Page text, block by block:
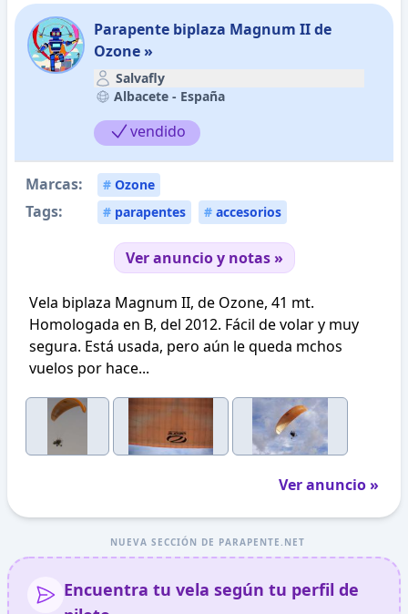
Parapente biplaza Magnum II de
Ozone »
Salvafly
Albacete - España
vendido
Marcas: # Ozone
Tags: # parapentes # accesorios
Ver anuncio y notas »
Vela biplaza Magnum II, de Ozone, 41 mt.
Homologada en B, del 2012. Fácil de volar y muy
segura. Está usada, pero aún le queda mchos
vuelos por hace...
Ver anuncio »
NUEVA SECCIÓN DE PARAPENTE.NET
Encuentra tu vela según tu perfil de